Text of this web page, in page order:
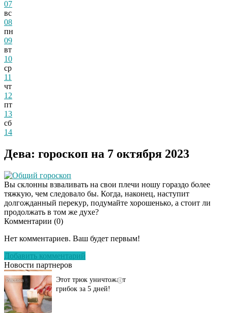
07
вс
08
пн
09
вт
10
ср
11
чт
12
пт
13
сб
14
Дева: гороскоп на 7 октября 2023
Общий гороскоп
Вы склонны взваливать на свои плечи ношу гораздо более
тяжкую, чем следовало бы. Когда, наконец, наступит
долгожданный перекур, подумайте хорошенько, а стоит ли
продолжать в том же духе?
Комментарии (0)
Нет комментариев. Ваш будет первым!
Добавить комментарий
Новости партнеров
Даже самый
исчезнет с корнем,
грибок за 5 дней!